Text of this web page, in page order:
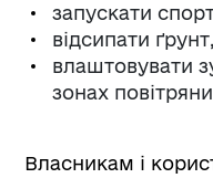
запускати
відсипати
влаштовувати
зонах
Власникам і